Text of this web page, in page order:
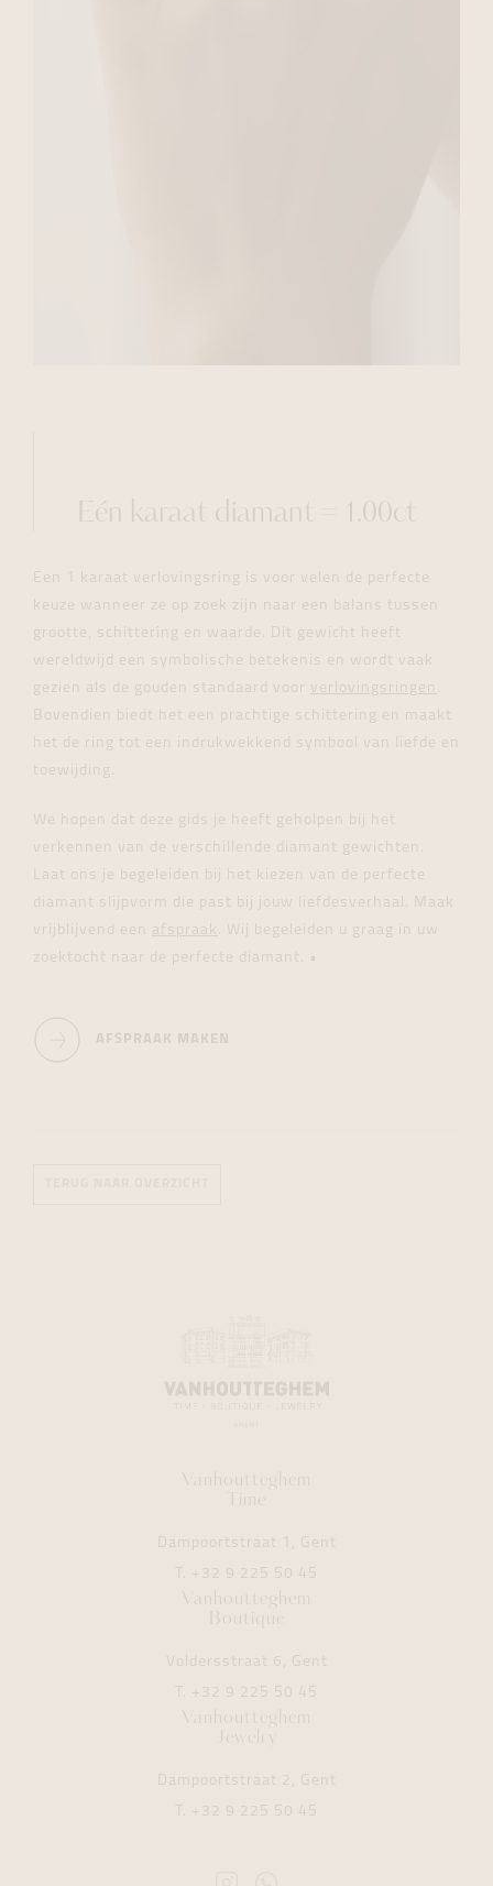
Eén karaat diamant = 1.00ct
Een 1 karaat verlovingsring is voor velen de perfecte
keuze wanneer ze op zoek zijn naar een balans tussen
grootte, schittering en waarde. Dit gewicht heeft
wereldwijd een symbolische betekenis en wordt vaak
gezien als de gouden standaard voor
verlovingsringen .
Bovendien biedt het een prachtige schittering en maakt
het de ring tot een indrukwekkend symbool van liefde en
toewijding.
We hopen dat deze gids je heeft geholpen bij het
verkennen van de verschillende diamant gewichten.
Laat ons je begeleiden bij het kiezen van de perfecte
diamant slijpvorm die past bij jouw liefdesverhaal. Maak
vrijblijvend een
afspraak . Wij begeleiden u graag in uw
zoektocht naar de perfecte diamant. •
AFSPRAAK MAKEN
Vanhoutteghem
Time
Dampoortstraat 1, Gent
T. +32 9 225 50 45
Vanhoutteghem
Boutique
Voldersstraat 6, Gent
T. +32 9 225 50 45
Vanhoutteghem
Jewelry
Dampoortstraat 2, Gent
T. +32 9 225 50 45